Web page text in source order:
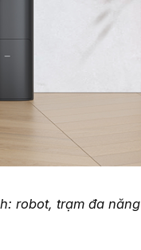
robot, trạm đa